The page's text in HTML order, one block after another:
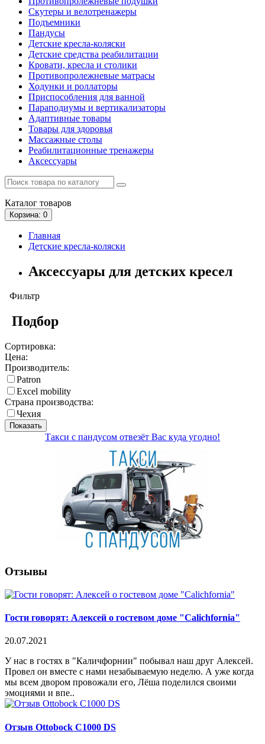
Скутеры и велотренажеры
Подъемники
Пандусы
Детские кресла-коляски
Детские средства реабилитации
Кровати, кресла и столики
Противопролежневые матрасы
Ходунки и роллаторы
Приспособления для ванной
Параподиумы и вертикализаторы
Адаптивные товары
Товары для здоровья
Массажные столы
Реабилитационные тренажеры
Аксессуары
Каталог товаров
Корзина: 0
Главная
Детские кресла-коляски
Аксессуары для детских кресел
Фильтр
Подбор
Сортировка:
Цена:
Производитель:
Patron
Еxcel mobility
Страна производства:
Чехия
Показать
Такси с пандусом отвезёт Вас куда угодно!
Отзывы
Гости говорят: Алексей о гостевом доме "Calichfornia"
20.07.2021
У нас в гостях в "Каличфорнии" побывал наш друг Алексей.
Провел он вместе с нами незабываемую неделю. А уже когда
мы всем двором провожали его, Лёша поделился своими
эмоциями и впе..
Отзыв Ottobock C1000 DS